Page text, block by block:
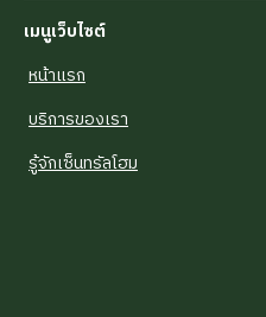
เมนูเว็บไซต์
หน้าแรก
บริการของเรา
รู้จักเซ็นทรัลโฮม